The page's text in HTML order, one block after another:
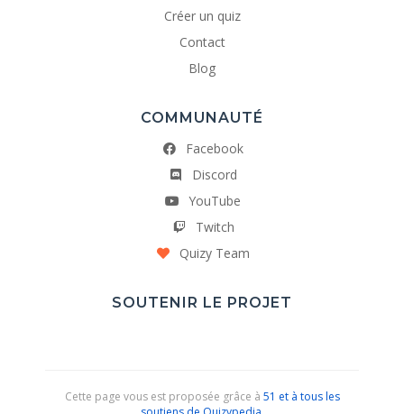
Créer un quiz
Contact
Blog
COMMUNAUTÉ
Facebook
Discord
YouTube
Twitch
Quizy Team
SOUTENIR LE PROJET
Cette page vous est proposée grâce à 51 et à tous les